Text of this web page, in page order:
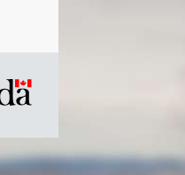
/
du